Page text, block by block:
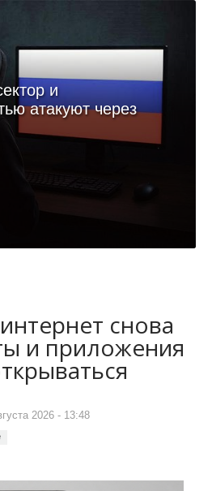
и
атакуют через
снова
и приложения
2026 - 13:48